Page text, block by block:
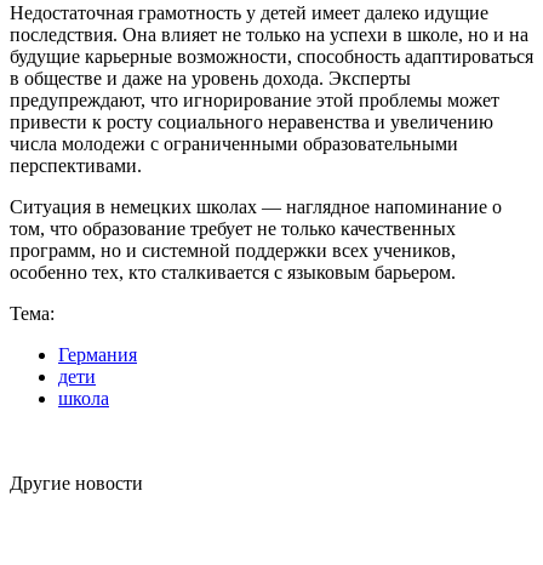
Недостаточная грамотность у детей имеет далеко идущие
последствия. Она влияет не только на успехи в школе, но и на
будущие карьерные возможности, способность адаптироваться
в обществе и даже на уровень дохода. Эксперты
предупреждают, что игнорирование этой проблемы может
привести к росту социального неравенства и увеличению
числа молодежи с ограниченными образовательными
перспективами.
Ситуация в немецких школах — наглядное напоминание о
том, что образование требует не только качественных
программ, но и системной поддержки всех учеников,
особенно тех, кто сталкивается с языковым барьером.
Тема:
Германия
дети
школа
Другие новости